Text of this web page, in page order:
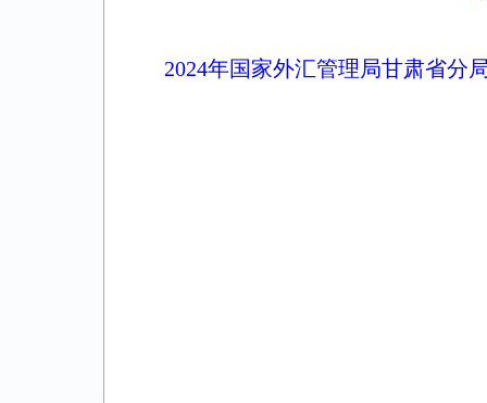
2024年国家外汇管理局甘肃省分